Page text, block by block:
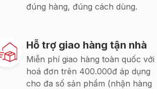
đúng hàng, đúng cách dùng.
Hỗ trợ giao hàng tận nhà
Miễn phí giao hàng toàn quốc với
hoá đơn trên 400.000đ áp dụng
cho đa số sản phẩm (nhận hàng